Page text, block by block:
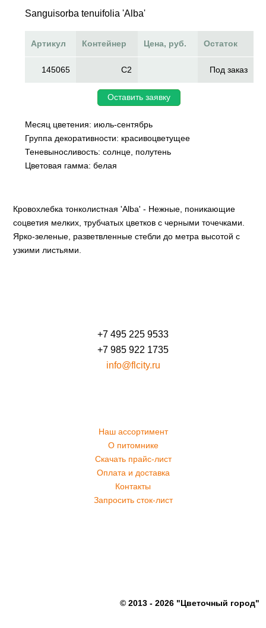
Sanguisorba tenuifolia 'Alba'
Артикул Контейнер Цена, руб. Остаток
145065 C2 Под заказ
Оставить заявку
Месяц цветения: июль-сентябрь
Группа декоративности: красивоцветущее
Теневыносливость: солнце, полутень
Цветовая гамма: белая
Кровохлебка тонколистная 'Alba' - Нежные, поникающие
соцветия мелких, трубчатых цветков с черными точечками.
Ярко-зеленые, разветвленные стебли до метра высотой с
узкими листьями.
+7 495 225 9533
+7 985 922 1735
info@flcity.ru
Наш ассортимент
О питомнике
Скачать прайс-лист
Оплата и доставка
Контакты
Запросить сток-лист
© 2013 - 2026 "Цветочный город"